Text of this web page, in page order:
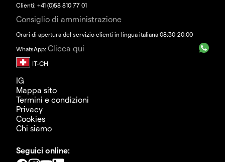
Clienti: +41 (0)58 810 77 01
Consiglio di amministrazione
Orari di apertura del servizio clienti in lingua italiana 08:30-20:00
WhatsApp: Clicca qui
IG
Mappa sito
Termini e condizioni
Privacy
Cookies
Chi siamo
Seguici online: